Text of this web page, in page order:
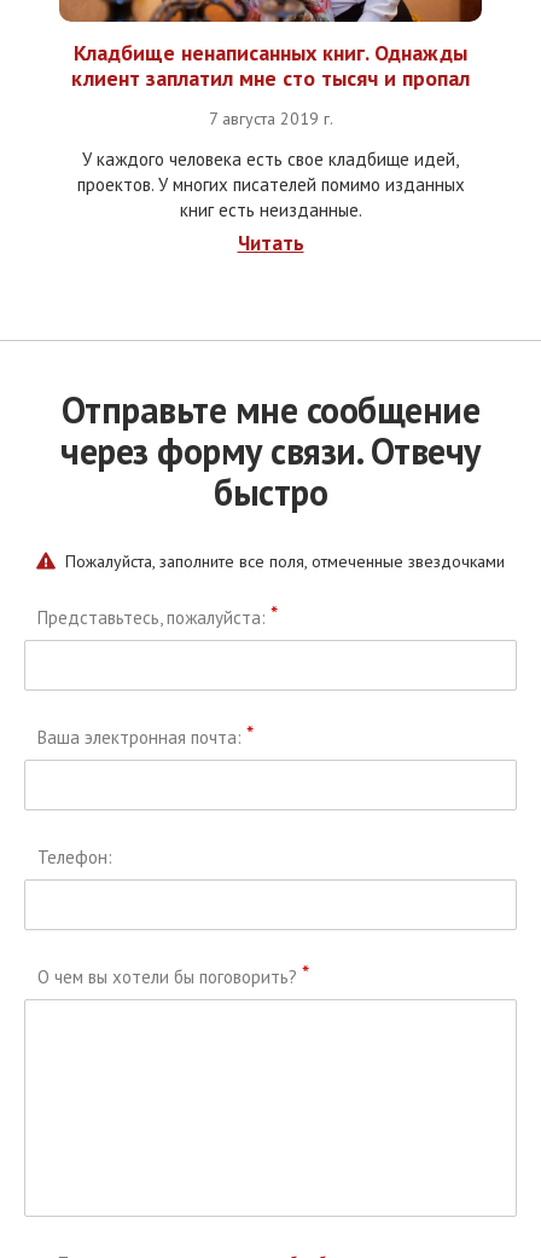
Кладбище ненаписанных книг. Однажды
клиент заплатил мне сто тысяч и пропал
7 августа 2019 г.
У каждого человека есть свое кладбище идей,
проектов. У многих писателей помимо изданных
книг есть неизданные.
Читать
Отправьте мне сообщение
через форму связи. Отвечу
быстро
Пожалуйста, заполните все поля, отмеченные звездочками
Представьтесь, пожалуйста: *
Ваша электронная почта: *
Телефон:
О чем вы хотели бы поговорить? *